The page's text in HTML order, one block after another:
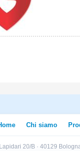
Chi siamo
20/B · 40129